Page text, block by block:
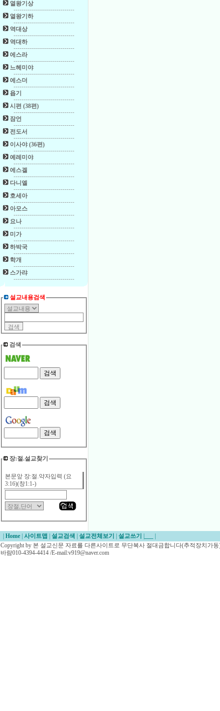
열왕기상
열왕기하
역대상
역대하
에스라
느헤미야
에스더
욥기
시편 (38편)
잠언
전도서
이사야 (36편)
예레미야
에스겔
다니엘
호세아
아모스
요나
미가
하박국
학개
스가랴
설교내용검색
검색
장:절.설교찾기
본문앞 장:절.약자입력 (요
3:16)(창1:1-)
Home 사이트맵 설교검색 설교전체보기 설교쓰기
Copyright by 본 설교신문 자료를 다른사이트로 무단복사 절대금합니다(추적장치가
바람010-4394-4414 /E-mail:v919@naver.com